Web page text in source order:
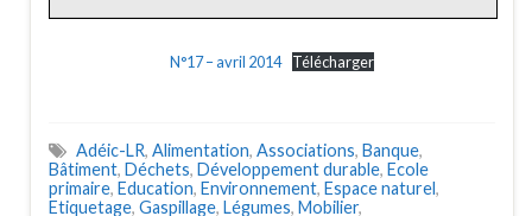
N°17 – avril 2014 Télécharger
Adéic-LR, Alimentation, Associations, Banque,
Bâtiment, Déchets, Développement durable, Ecole
primaire, Education, Environnement, Espace naturel,
Etiquetage, Gaspillage, Légumes, Mobilier,